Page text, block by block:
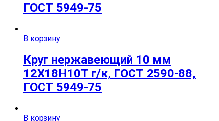
ГОСТ 5949-75
В корзину
Круг нержавеющий 10 мм
12Х18Н10Т г/к, ГОСТ 2590-88,
ГОСТ 5949-75
В корзину